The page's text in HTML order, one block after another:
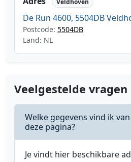
Veldhoven
De Run 4600, 5504DB
Postcode: 5504DB
Land: NL
Veelgestelde vragen
Welke gegevens vind ik
deze pagina?
Je vindt hier beschikbare